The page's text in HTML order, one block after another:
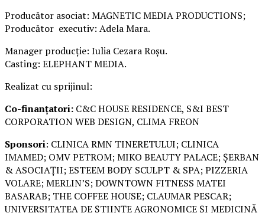
Producător asociat: MAGNETIC MEDIA PRODUCTIONS;
Producător executiv: Adela Mara.
Manager producție: Iulia Cezara Roșu.
Casting: ELEPHANT MEDIA.
Realizat cu sprijinul:
Co-finanțatori: C&C HOUSE RESIDENCE, S&I BEST
CORPORATION WEB DESIGN, CLIMA FREON
Sponsori: CLINICA RMN TINERETULUI; CLINICA
IMAMED; OMV PETROM; MIKO BEAUTY PALACE; ȘERBAN
& ASOCIAȚII; ESTEEM BODY SCULPT & SPA; PIZZERIA
VOLARE; MERLIN’S; DOWNTOWN FITNESS MATEI
BASARAB; THE COFFEE HOUSE; CLAUMAR PESCAR;
UNIVERSITATEA DE ȘTIINȚE AGRONOMICE ȘI MEDICINĂ